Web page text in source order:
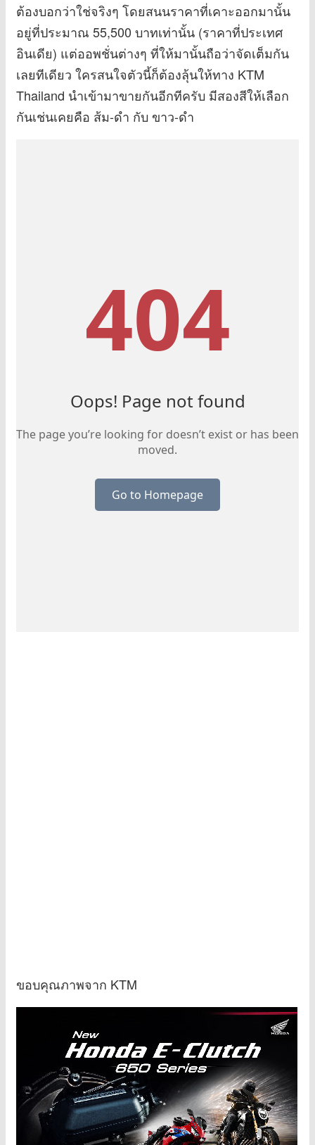
ต้องบอกว่าใช่จริงๆ โดยสนนราคาที่เคาะออกมานั้น
อยู่ที่ประมาณ 55,500 บาทเท่านั้น (ราคาที่ประเทศ
อินเดีย) แต่ออพชั่นต่างๆ ที่ให้มานั้นถือว่าจัดเต็มกัน
เลยทีเดียว ใครสนใจตัวนี้ก็ต้องลุ้นให้ทาง KTM
Thailand นำเข้ามาขายกันอีกทีครับ มีสองสีให้เลือก
กันเช่นเคยคือ ส้ม-ดำ กับ ขาว-ดำ
ขอบคุณภาพจาก KTM